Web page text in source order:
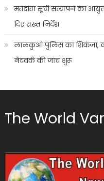
मतदाता सूची सत्यापन का
दिए सख्त निर्देश
लालकुआं पुलिस का शिकंजा,
नेटवर्क की जांच शुरू
The World